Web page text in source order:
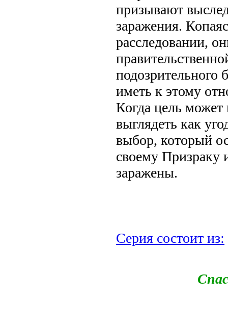
призывают
заражения.
расследовании,
подозрительного
иметь к этому
Когда цель может
выглядеть как
выбор, который
своему Призраку
заражены.
Серия состоит из: